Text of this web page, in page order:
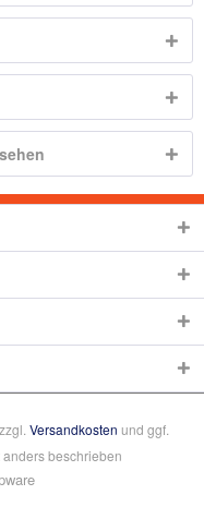
Versandkosten und ggf.
beschrieben